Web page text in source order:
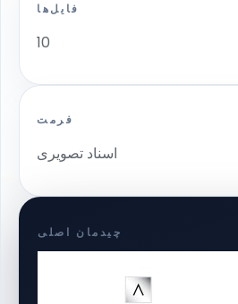
فایل‌ها
10
فرمت
اسناد تصویری
چیدمان اصلی